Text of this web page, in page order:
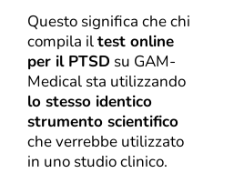
Questo significa che chi
compila iltest online
per il PTSD su GAM-
Medical sta utilizzando
lo stesso identico
strumento scientifico
che verrebbe utilizzato
in uno studio clinico.